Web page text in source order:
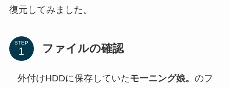
復元してみました。
STEP ファイルの確認
外付けHDDに保存していたモーニング娘。 のフ